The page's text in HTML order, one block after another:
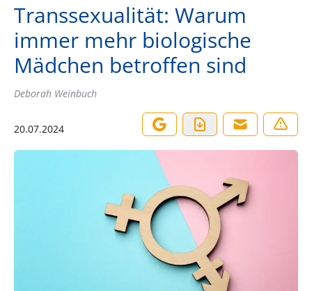
Transsexualität: Warum
immer mehr biologische
Mädchen betroffen sind
Deborah Weinbuch
20.07.2024